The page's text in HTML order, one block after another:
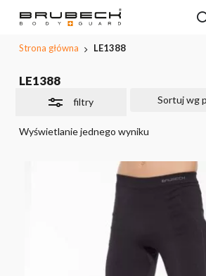
głównej
Wyszukiwarka
Strona główna LE1388
LE1388
filtry
Wyświetlanie jednego wyniku
Sortuj wg